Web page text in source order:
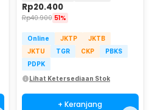
Rp20.400
Rp40.900 51%
Online JKTP
JKTB
JKTU
TGR CKP
PBKS
PDPK
Lihat Ketersediaan Stok
+ Keranjang